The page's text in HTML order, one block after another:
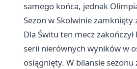
samego końca, jednak
Sezon w Skolwinie
Dla Świtu ten mecz
serii nierównych wyników w
osiągnięty. W bilansie